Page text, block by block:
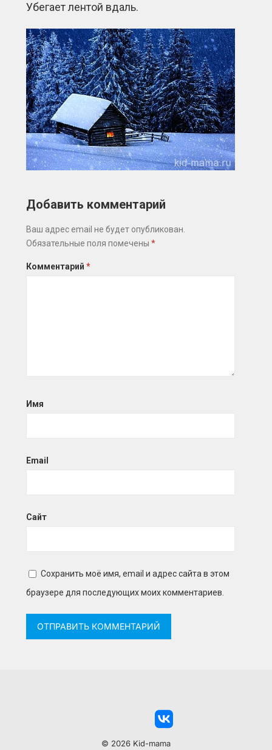
Убегает лентой вдаль.
Добавить комментарий
Ваш адрес email не будет опубликован.
Обязательные поля помечены*
Комментарий*
Имя
Email
Сайт
Сохранить моё имя, email и адрес сайта в этом
браузере для последующих моих комментариев.
© 2026 Kid-mama